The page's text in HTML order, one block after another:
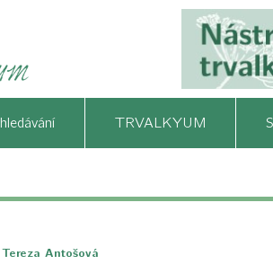
TRVALKYUM
Antošová